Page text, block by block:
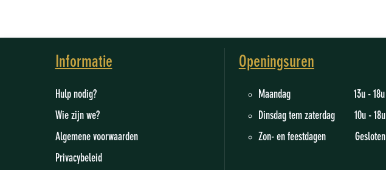
Informatie
Hulp nodig?
Wie zijn we?
Algemene voorwaarden
Privacybeleid
Openingsuren
Maandag 13u - 18u
Dinsdag tem zaterdag 10u - 18u
Zon- en feestdagen Gesloten